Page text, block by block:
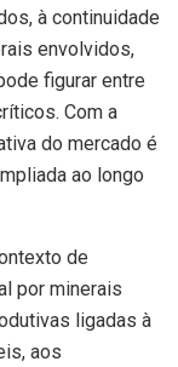
à continuidade
envolvidos,
figurar entre
Com a
do mercado é
ao longo
de
por minerais
ligadas à
aos